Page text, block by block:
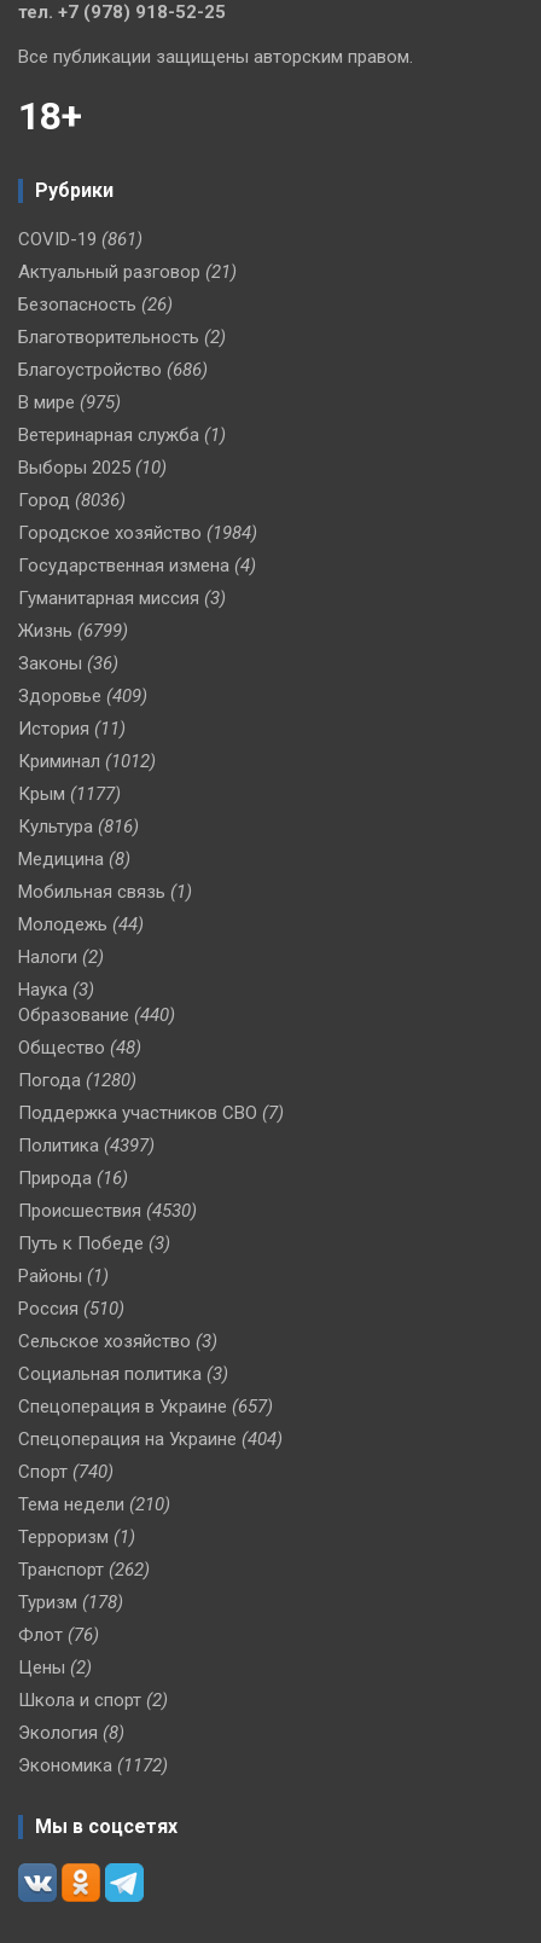
тел. +7 (978) 918-52-25
Все публикации защищены авторским правом.
18+
Рубрики
COVID-19 (861)
Актуальный разговор (21)
Безопасность (26)
Благотворительность (2)
Благоустройство (686)
В мире (975)
Ветеринарная служба (1)
Выборы 2025 (10)
Город (8036)
Городское хозяйство (1984)
Государственная измена (4)
Гуманитарная миссия (3)
Жизнь (6799)
Законы (36)
Здоровье (409)
История (11)
Криминал (1012)
Крым (1177)
Культура (816)
Медицина (8)
Мобильная связь (1)
Молодежь (44)
Налоги (2)
Наука (3)
Образование (440)
Общество (48)
Погода (1280)
Поддержка участников СВО (7)
Политика (4397)
Природа (16)
Происшествия (4530)
Путь к Победе (3)
Районы (1)
Россия (510)
Сельское хозяйство (3)
Социальная политика (3)
Спецоперация в Украине (657)
Спецоперация на Украине (404)
Спорт (740)
Тема недели (210)
Терроризм (1)
Транспорт (262)
Туризм (178)
Флот (76)
Цены (2)
Школа и спорт (2)
Экология (8)
Экономика (1172)
Мы в соцсетях